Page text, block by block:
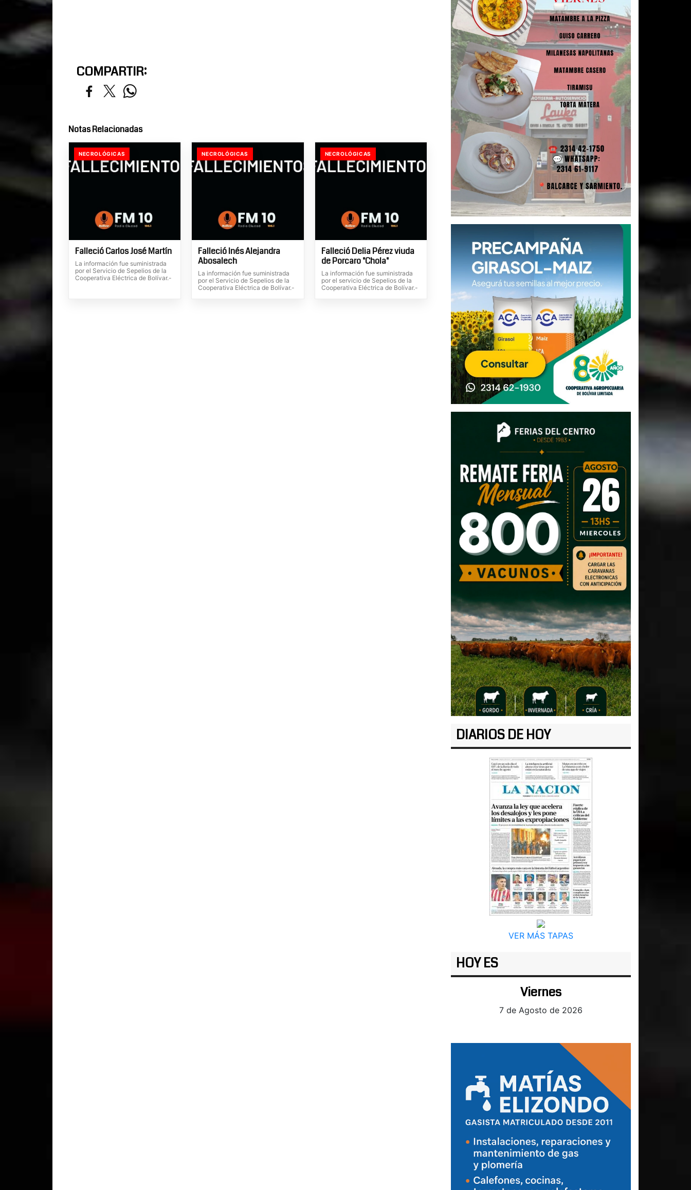
COMPARTIR:
Notas Relacionadas
NECROLÓGICAS
Falleció Carlos José Martín
La información fue suministrada
por el Servicio de Sepelios de la
Cooperativa Eléctrica de Bolívar.-
NECROLÓGICAS
Falleció Inés Alejandra
Abosalech
La información fue suministrada
por el Servicio de Sepelios de la
Cooperativa Eléctrica de Bolívar.-
NECROLÓGICAS
Falleció Delia Pérez viuda
de Porcaro "Chola"
La información fue suministrada
por el servicio de Sepelios de la
Cooperativa Eléctrica de Bolívar.-
DIARIOS DE HOY
VER MÁS TAPAS
HOY ES
Viernes
7 de Agosto de 2026